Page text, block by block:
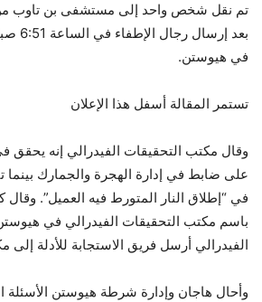
بعد
في هيوستن.
تستمر المقالة أسفل هذا الإعلان
وقال مكتب التحقيقات الفيدرالي إنه يحقق
على ضابط في إدارة الهجرة والجمارك بينما
في “إطلاق النار المتورط فيه العميل”.
باسم مكتب التحقيقات الفيدرالي في
الفيدرالي أرسل فريق الاستجابة للأدلة إلى
وأحال هاجان وإدارة شرطة هيوستن الأسئلة